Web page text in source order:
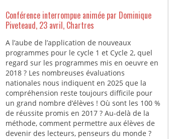
Conférence interrompue animée par Dominique
Piveteaud, 23 avril, Chartres
A l’aube de l’application de nouveaux
programmes pour le cycle 1 et Cycle 2, quel
regard sur les programmes mis en oeuvre en
2018 ? Les nombreuses évaluations
nationales nous indiquent en 2025 que la
compréhension reste toujours difficile pour
un grand nombre d’élèves ! Où sont les 100 %
de réussite promis en 2017 ? Au-delà de la
méthode, comment permettre aux élèves de
devenir des lecteurs, penseurs du monde ?